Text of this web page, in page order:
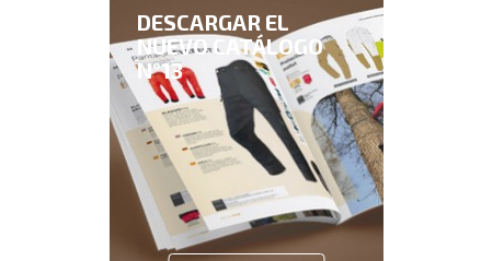
DESCARGAR EL
NUEVO CATÁLOGO
N°13